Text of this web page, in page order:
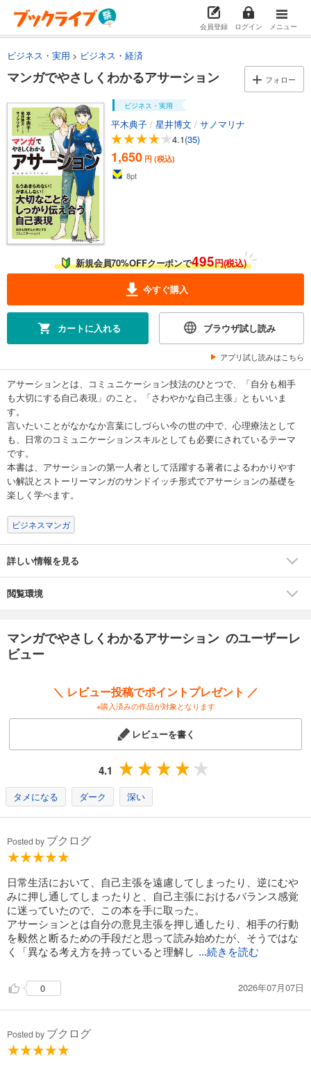
会員登録 ログイン メニュー
ビジネス・実用 ビジネス・経済
マンガでやさしくわかるアサーション フォロー
ビジネス・実用
平木典子 / 星井博文 / サノマリナ
4.1(35)
1,650 円 (税込)
8pt
新規会員70%OFFクーポンで495円(税込)
今すぐ購入
カートに入れる ブラウザ試し読み
アプリ試し読みはこちら
アサーションとは、コミュニケーション技法のひとつで、「自分も相手
も大切にする自己表現」のこと。「さわやかな自己主張」ともいいま
す。
言いたいことがなかなか言葉にしづらい今の世の中で、心理療法として
も、日常のコミュニケーションスキルとしても必要にされているテーマ
です。
本書は、アサーションの第一人者として活躍する著者によるわかりやす
い解説とストーリーマンガのサンドイッチ形式でアサーションの基礎を
楽しく学べます。
ビジネスマンガ
詳しい情報を見る
閲覧環境
マンガでやさしくわかるアサーション のユーザーレ
ビュー
＼ レビュー投稿でポイントプレゼント ／
※購入済みの作品が対象となります
レビューを書く
4.1
タメになる ダーク 深い
Posted by ブクログ
日常生活において、自己主張を遠慮してしまったり、逆にむや
みに押し通してしまったりと、自己主張におけるバランス感覚
に迷っていたので、この本を手に取った。
アサーションとは自分の意見主張を押し通したり、相手の行動
を毅然と断るための手段だと思って読み始めたが、そうではな
く「異なる考え方を持っていると理解し ...続きを読む
0 2026年07月07日
Posted by ブクログ